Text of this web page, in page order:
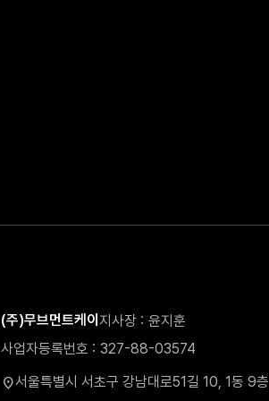
(주)무브먼트케이지사장
윤지훈
사업자등록번호
327-88-03574
location_on서울특별시 서초구 강남대로51길 10, 1동 9층